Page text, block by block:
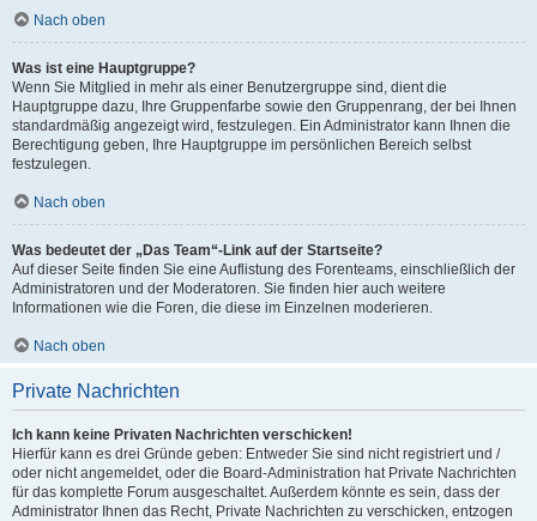
Nach oben
Was ist eine Hauptgruppe?
Wenn Sie Mitglied in mehr als einer Benutzergruppe sind, dient die
Hauptgruppe dazu, Ihre Gruppenfarbe sowie den Gruppenrang, der bei Ihnen
standardmäßig angezeigt wird, festzulegen. Ein Administrator kann Ihnen die
Berechtigung geben, Ihre Hauptgruppe im persönlichen Bereich selbst
festzulegen.
Nach oben
Was bedeutet der „Das Team“-Link auf der Startseite?
Auf dieser Seite finden Sie eine Auflistung des Forenteams, einschließlich der
Administratoren und der Moderatoren. Sie finden hier auch weitere
Informationen wie die Foren, die diese im Einzelnen moderieren.
Nach oben
Private Nachrichten
Ich kann keine Privaten Nachrichten verschicken!
Hierfür kann es drei Gründe geben: Entweder Sie sind nicht registriert und /
oder nicht angemeldet, oder die Board-Administration hat Private Nachrichten
für das komplette Forum ausgeschaltet. Außerdem könnte es sein, dass der
Administrator Ihnen das Recht, Private Nachrichten zu verschicken, entzogen